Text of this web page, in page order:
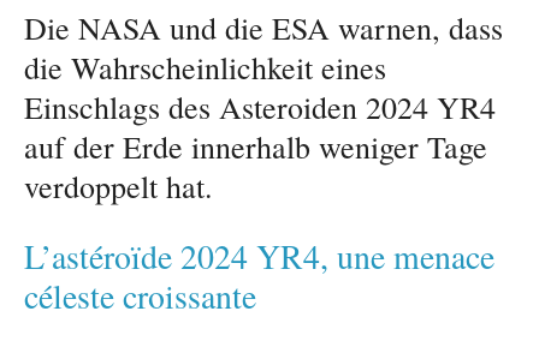
Die NASA und die ESA warnen, dass
die Wahrscheinlichkeit eines
Einschlags des Asteroiden 2024 YR4
auf der Erde innerhalb weniger Tage
verdoppelt hat.
L’astéroïde 2024 YR4, une menace
céleste croissante